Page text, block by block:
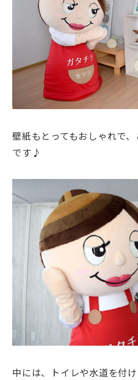
壁紙もとってもおしゃれで
です♪
中には、トイレや水道を付